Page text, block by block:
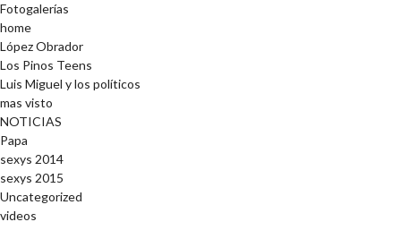
Fotogalerías
home
López Obrador
Los Pinos Teens
Luis Miguel y los políticos
mas visto
NOTICIAS
Papa
sexys 2014
sexys 2015
Uncategorized
videos